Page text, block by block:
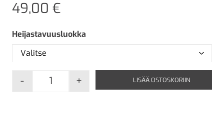
49,00 €
Heijastavuusluokka
A6 Avattava silta määrä
- + LISÄÄ OSTOSKORIIN